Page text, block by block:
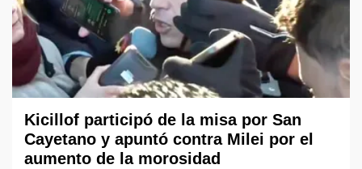
Kicillof participó de la misa por San
Cayetano y apuntó contra Milei por el
aumento de la morosidad